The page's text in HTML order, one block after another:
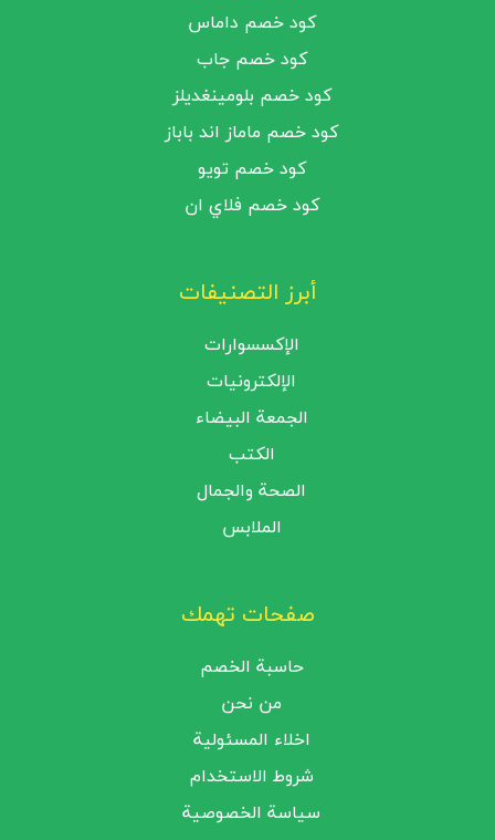
كود خصم داماس
كود خصم جاب
كود خصم بلومينغديلز
كود خصم ماماز اند باباز
كود خصم تويو
كود خصم فلاي ان
أبرز التصنيفات
الإكسسوارات
الإلكترونيات
الجمعة البيضاء
الكتب
الصحة والجمال
الملابس
صفحات تهمك
حاسبة الخصم
من نحن
اخلاء المسئولية
شروط الاستخدام
سياسة الخصوصية